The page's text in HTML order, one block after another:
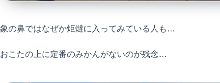
象の鼻ではなぜか炬燵に入ってみている人も…
おこたの上に定番のみかんがないのが残念…